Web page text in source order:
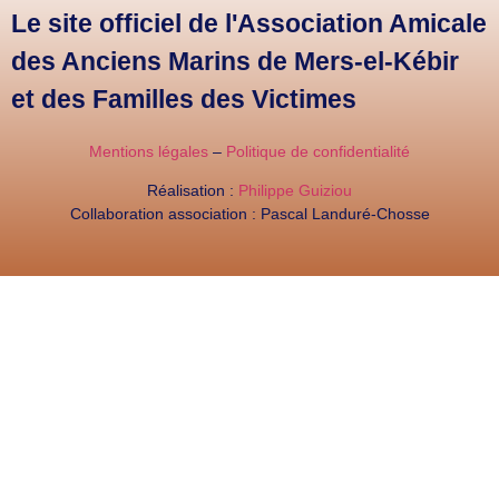
Le site officiel de l'Association Amicale
des Anciens Marins de Mers-el-Kébir
et des Familles des Victimes
Mentions légales – Politique de confidentialité
Réalisation : Philippe Guiziou
Collaboration association : Pascal Landuré-Chosse